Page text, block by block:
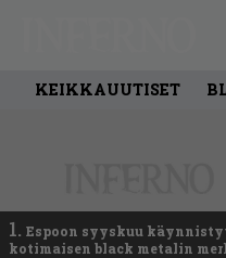
KEIKKAUUTISET
1. Espoon syyskuu
kotimaisen black metalin